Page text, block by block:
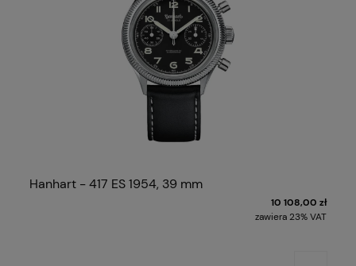
Hanhart - 417 ES 1954, 39 mm
10 108,00 zł
zawiera 23% VAT